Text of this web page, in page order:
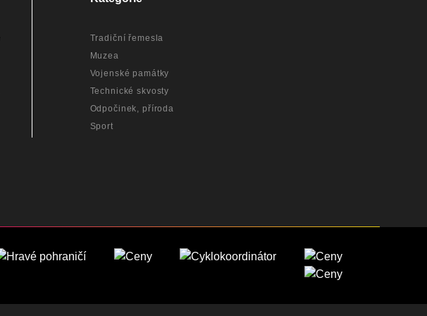
Tradiční řemesla
Muzea
Vojenské památky
Technické skvosty
Odpočinek, příroda
Sport